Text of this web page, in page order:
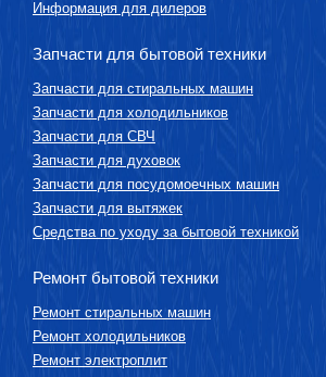
Информация для дилеров
Запчасти для бытовой техники
Запчасти для стиральных машин
Запчасти для холодильников
Запчасти для СВЧ
Запчасти для духовок
Запчасти для посудомоечных машин
Запчасти для вытяжек
Средства по уходу за бытовой техникой
Ремонт бытовой техники
Ремонт стиральных машин
Ремонт холодильников
Ремонт электроплит